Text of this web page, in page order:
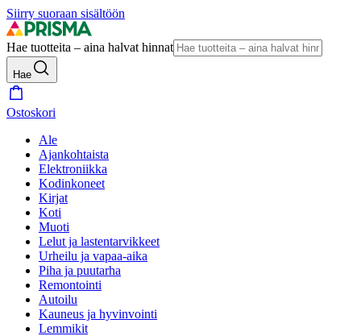
Siirry suoraan sisältöön
Hae tuotteita – aina halvat hinnat
Hae
Ostoskori
Ale
Ajankohtaista
Elektroniikka
Kodinkoneet
Kirjat
Koti
Muoti
Lelut ja lastentarvikkeet
Urheilu ja vapaa-aika
Piha ja puutarha
Remontointi
Autoilu
Kauneus ja hyvinvointi
Lemmikit